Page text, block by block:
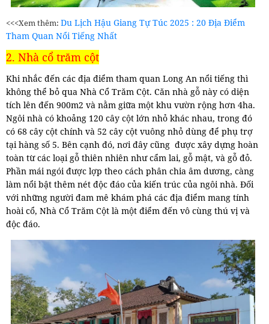
<<<Xem thêm: Du Lịch Hậu Giang Tự Túc 2025 : 20 Địa Điểm
Tham Quan Nổi Tiếng Nhất
2. Nhà cổ trăm cột
Khi nhắc đến các địa điểm tham quan Long An nổi tiếng thì
không thể bỏ qua Nhà Cổ Trăm Cột. Căn nhà gỗ này có diện
tích lên đến 900m2 và nằm giữa một khu vườn rộng hơn 4ha.
Ngôi nhà có khoảng 120 cây cột lớn nhỏ khác nhau, trong đó
có 68 cây cột chính và 52 cây cột vuông nhỏ dùng để phụ trợ
tại hàng số 5. Bên cạnh đó, nơi đây cũng được xây dựng hoàn
toàn từ các loại gỗ thiên nhiên như cẩm lai, gỗ mật, và gỗ đỏ.
Phần mái ngói được lợp theo cách phân chia âm dương, càng
làm nổi bật thêm nét độc đáo của kiến trúc của ngôi nhà. Đối
với những người đam mê khám phá các địa điểm mang tính
hoài cổ, Nhà Cổ Trăm Cột là một điểm đến vô cùng thú vị và
độc đáo.